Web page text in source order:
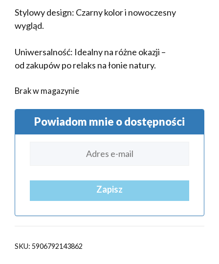
Stylowy design: Czarny kolor i nowoczesny
wygląd.
Uniwersalność: Idealny na różne okazji –
od zakupów po relaks na łonie natury.
Brak w magazynie
Powiadom mnie o dostępności
Zapisz
SKU: 5906792143862